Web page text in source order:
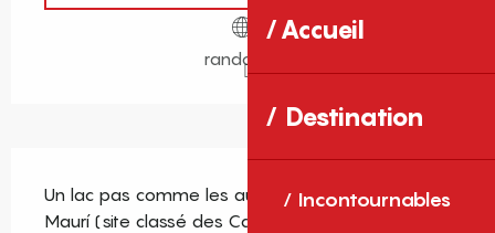
Accueil
Destination
Incontournables
rando66.fr
Un lac pas comme les autres. Face à la Serra de
Maurí (site classé des Camporells), laissez-vous